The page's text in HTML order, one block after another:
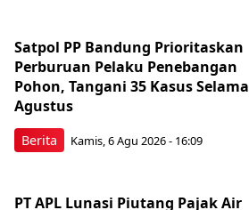
Berita
Satpol PP Bandung Prioritaskan
Perburuan Pelaku Penebangan
Pohon, Tangani 35 Kasus Selama
Agustus
Kamis, 6 Agu 2026 - 16:09
PT APL Lunasi Piutang Pajak Air